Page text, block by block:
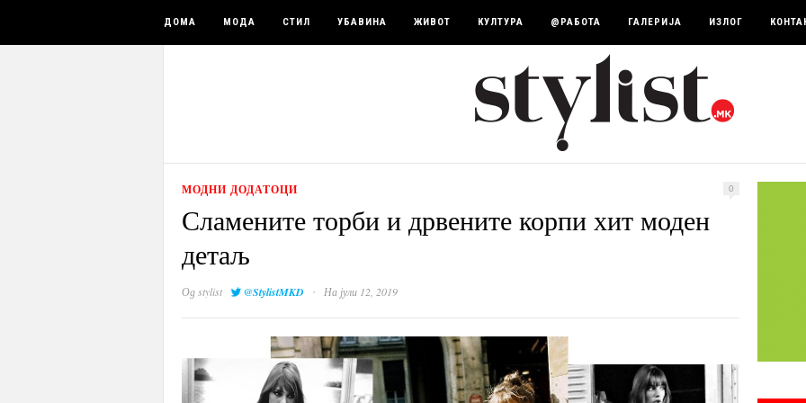
ДОМА МОДА СТИЛ УБАВИНА ЖИВОТ КУЛТУРА @РАБОТА ГАЛЕРИЈА ИЗЛОГ
МОДНИ ДОДАТОЦИ 0
Сламените торби и дрвените корпи хит моден
детаљ
Одstylist @StylistMKD · На јули 12, 2019